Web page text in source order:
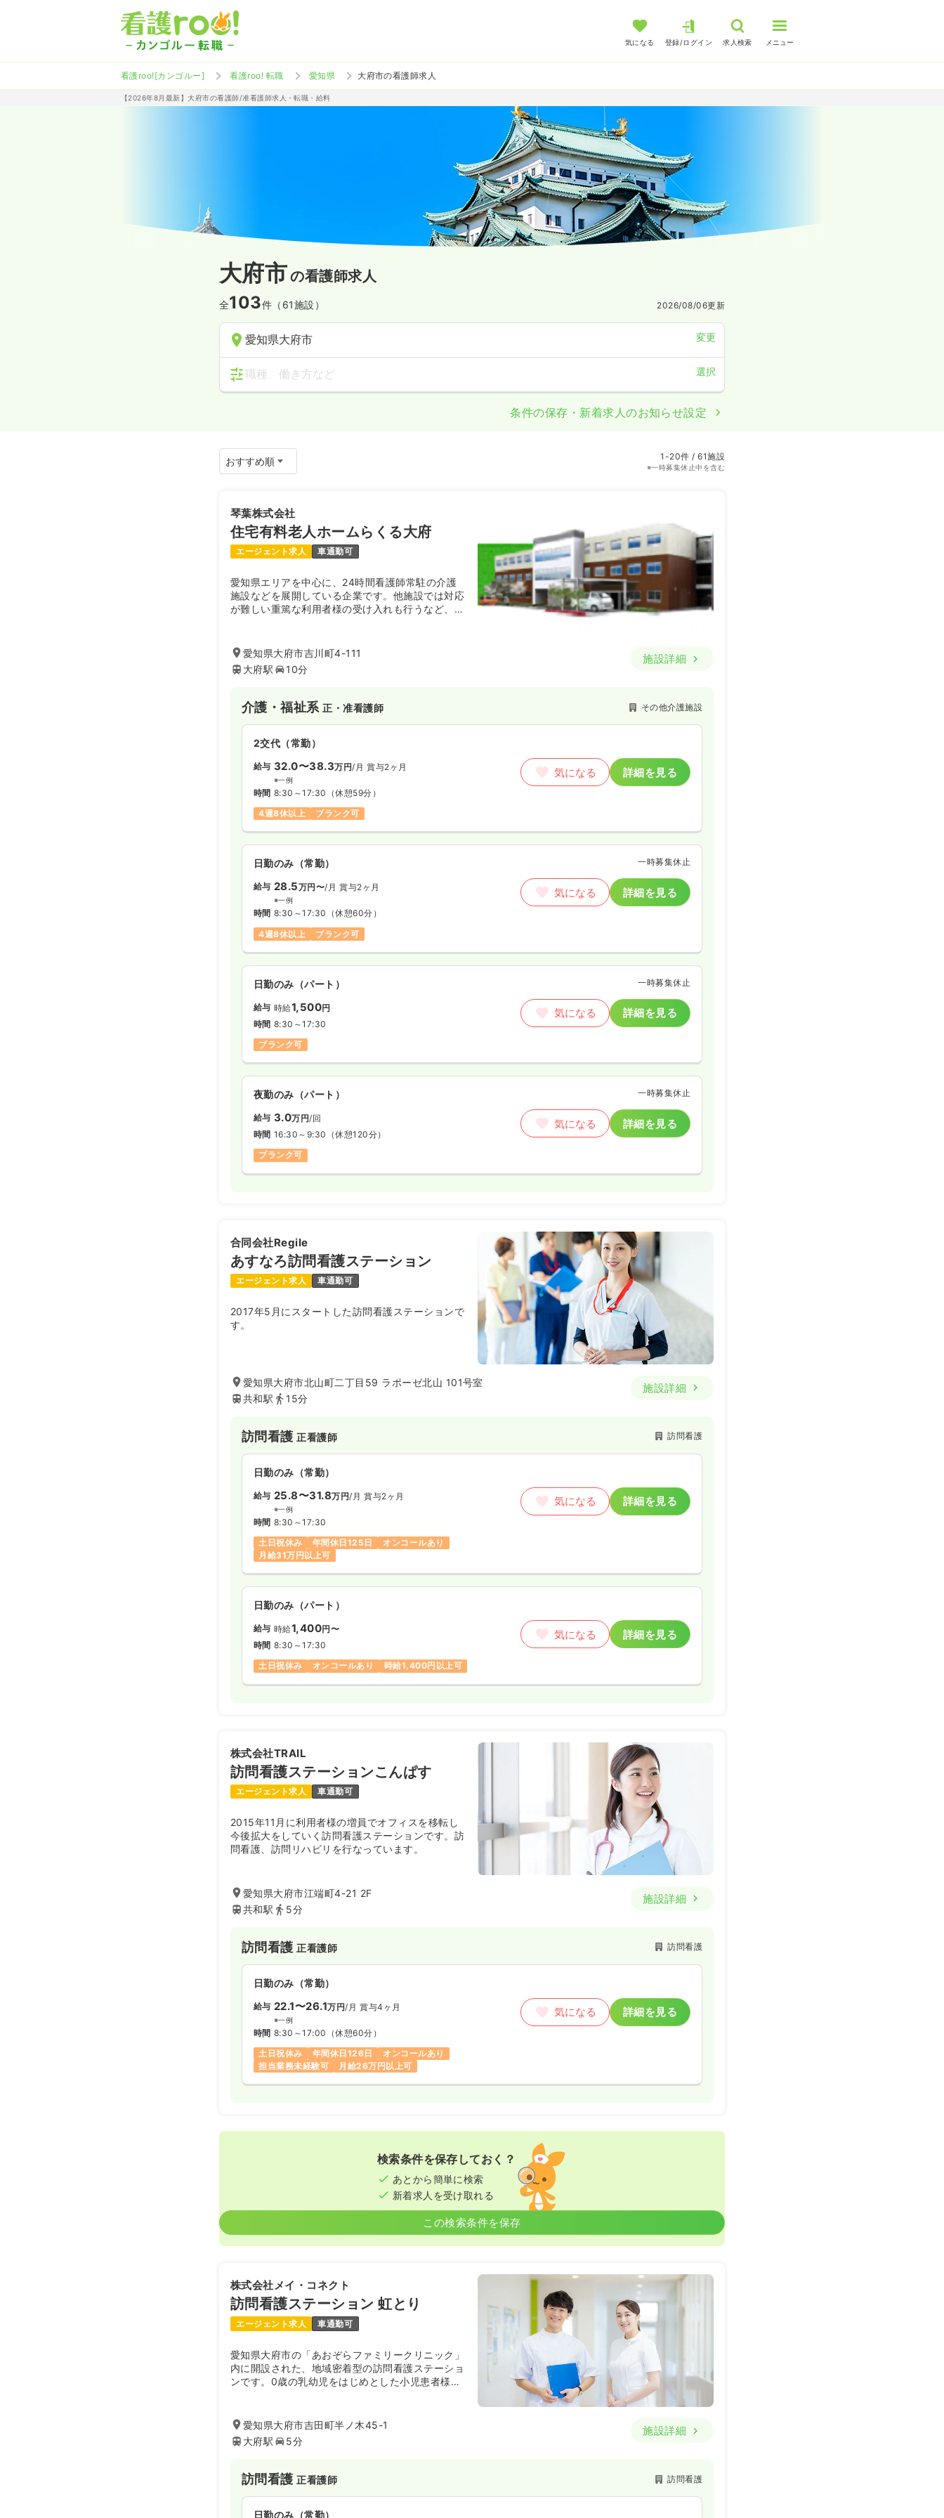
気になる 登録/ログイン 求人検索 メニュー
看護roo![カンゴルー] 看護roo! 転職 愛知県 大府市の看護師求人
【2026年8月最新】大府市の看護師/准看護師求人・転職・給料
大府市の看護師求人
全103件（61施設） 2026/08/06更新
愛知県大府市 変更
職種、働き方など 選択
条件の保存・新着求人のお知らせ設定
1-20件 / 61施設
※一時募集休止中を含む
琴葉株式会社
住宅有料老人ホームらくる大府
エージェント求人 車通勤可
愛知県エリアを中心に、24時間看護師常駐の介護
施設などを展開している企業です。他施設では対応
が難しい重篤な利用者様の受け入れも行うなど、地
い、家族のようにアットホームな雰囲気の中で質の
高いケアを追求できる環境です。2026年4月より
「らくる大府」は琴葉による運営を開始しました。
愛知県大府市吉川町4-111
大府駅
10分
施設詳細
介護・福祉系正・准看護師 その他介護施設
2交代（常勤）
給与 32.0〜38.3万円/月 賞与2ヶ月
※一例
時間 8:30～17:30 （休憩59分）
4週8休以上
ブランク可
気になる 詳細を見る
日勤のみ（常勤） 一時募集休止
給与 28.5万円〜/月 賞与2ヶ月
※一例
時間 8:30～17:30 （休憩60分）
4週8休以上
ブランク可
気になる 詳細を見る
日勤のみ（パート） 一時募集休止
給与 時給1,500円
時間 8:30～17:30
ブランク可
気になる 詳細を見る
夜勤のみ（パート） 一時募集休止
給与 3.0万円/回
時間 16:30～9:30 （休憩120分）
ブランク可
気になる 詳細を見る
合同会社Regile
あすなろ訪問看護ステーション
エージェント求人 車通勤可
2017年5月にスタートした訪問看護ステーションで
す。
愛知県大府市北山町二丁目59 ラポーゼ北山 101号室
共和駅
15分
施設詳細
訪問看護正看護師 訪問看護
日勤のみ（常勤）
給与 25.8〜31.8万円/月 賞与2ヶ月
※一例
時間 8:30～17:30
土日祝休み
年間休日125日
オンコールあり
月給31万円以上可
気になる 詳細を見る
日勤のみ（パート）
給与 時給1,400円〜
時間 8:30～17:30
土日祝休み
オンコールあり 時給1,400円以上可
気になる 詳細を見る
株式会社TRAIL
訪問看護ステーションこんぱす
エージェント求人 車通勤可
2015年11月に利用者様の増員でオフィスを移転し
今後拡大をしていく訪問看護ステーションです。訪
問看護、訪問リハビリを行なっています。
愛知県大府市江端町4-21 2F
共和駅
5分
施設詳細
訪問看護正看護師 訪問看護
日勤のみ（常勤）
給与 22.1〜26.1万円/月 賞与4ヶ月
※一例
時間 8:30～17:00 （休憩60分）
土日祝休み
年間休日126日
オンコールあり
担当業務未経験可
月給26万円以上可
気になる 詳細を見る
検索条件を保存しておく？
あとから簡単に検索
新着求人を受け取れる
この検索条件を保存
株式会社メイ・コネクト
訪問看護ステーション 虹とり
エージェント求人 車通勤可
愛知県大府市の「あおぞらファミリークリニック」
内に開設された、地域密着型の訪問看護ステーショ
ンです。0歳の乳幼児をはじめとした小児患者様を
療養支援、リハビリ、育児・発達支援まで多様なニ
ーズに対応しています。経験豊富な看護師と理学療
法士が在籍しており、24時間体制で患者様やご家
サポートを行っています。
愛知県大府市吉田町半ノ木45-1
大府駅
5分
施設詳細
訪問看護正看護師 訪問看護
日勤のみ（常勤）